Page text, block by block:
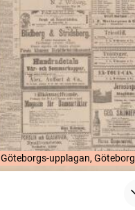
Göteborgs-upplagan, Göteborg